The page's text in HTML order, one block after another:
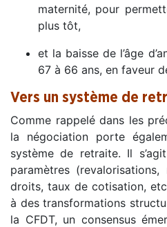
maternité, pour
plus tôt,
et la baisse de l’âge
67 à 66 ans, en faveur
Vers un système de
Comme rappelé dans les
la négociation porte
système de retraite. Il
paramètres (revalorisations,
droits, taux de cotisation,
à des transformations
la CFDT, un consensus